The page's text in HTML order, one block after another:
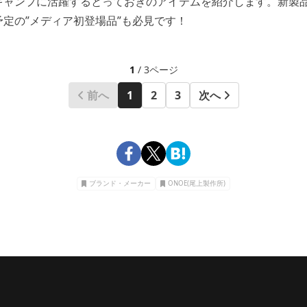
の”メディア初登場品”も必見です！
1 / 3ページ
前へ 1 2 3 次へ
ブランド・メーカー ONOE(尾上製作所)